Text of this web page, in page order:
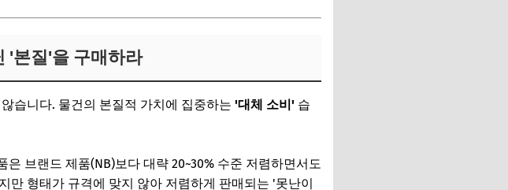
'본질'을 구매하라
습니다. 물건의 본질적 가치에 집중하는 '대체 소비' 습
은 브랜드 제품(NB)보다 대략 20~30% 수준 저렴하면서도
만 형태가 규격에 맞지 않아 저렴하게 판매되는 '못난이